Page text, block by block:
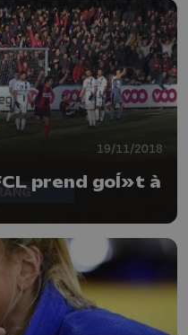
19/11/2018
prend goÍ»t à